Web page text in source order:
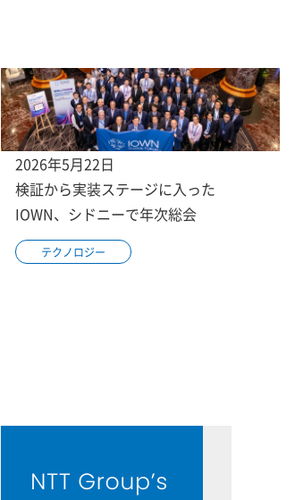
2026年5月22日
検証から実装ステージに入った
IOWN、シドニーで年次総会
テクノロジー